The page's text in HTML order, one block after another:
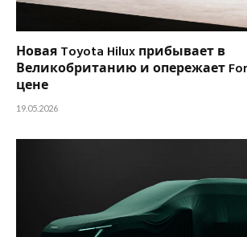
Новая Toyota Hilux прибывает в
Великобританию и опережает
цене
19.05.2026